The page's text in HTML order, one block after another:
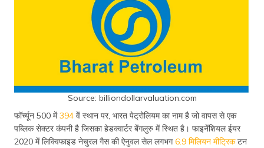
Source: billiondollarvaluation.com
फॉर्च्यून 500 में394 वें स्थान पर, भारत पेट्रोलियम का नाम है जो वापस से एक
पब्लिक सेक्टर कंपनी है जिसका हेडक्वार्टर बेंगलुरु में स्थित है। फाइनेंशियल ईयर
2020 में लिक्विफाइड नेचुरल गैस की ऐनुवल सेल लगभग6.9 मिलियन मीट्रिकटन